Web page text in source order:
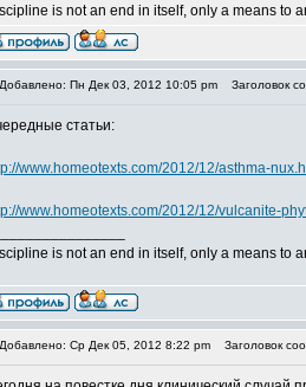
is not an end in itself, only a means to
Добавлено: Пн Дек 03, 2012 10:05 pm Заголовок
статьи:
www.homeotexts.com/2012/12/asthma-
www.homeotexts.com/2012/12/vulcanite-
is not an end in itself, only a means to
Добавлено: Ср Дек 05, 2012 8:22 pm Заголовок